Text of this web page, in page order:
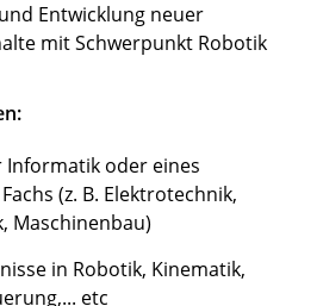
Entwicklung neuer
mit Schwerpunkt Robotik
oder eines
(z. B. Elektrotechnik,
Maschinenbau)
in Robotik, Kinematik,
etc